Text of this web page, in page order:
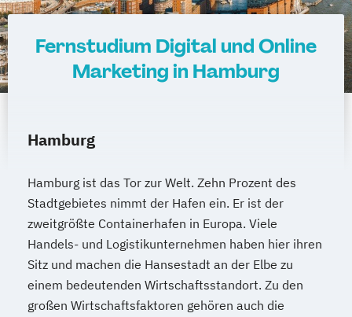
Fernstudium Digital und Online
Marketing in Hamburg
Hamburg
Hamburg ist das Tor zur Welt. Zehn Prozent des
Stadtgebietes nimmt der Hafen ein. Er ist der
zweitgrößte Containerhafen in Europa. Viele
Handels- und Logistikunternehmen haben hier ihren
Sitz und machen die Hansestadt an der Elbe zu
einem bedeutenden Wirtschaftsstandort. Zu den
großen Wirtschaftsfaktoren gehören auch die